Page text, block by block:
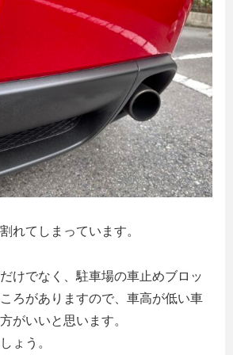
れてしまっています。
けでなく、駐車場の車止めブロッ
ろがありますので、車高が低い車
がいいと思います。
ょう。